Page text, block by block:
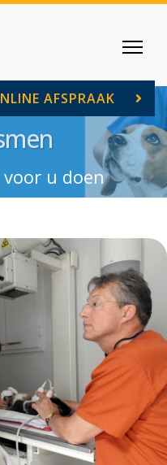
AFSPRAAK
u doen